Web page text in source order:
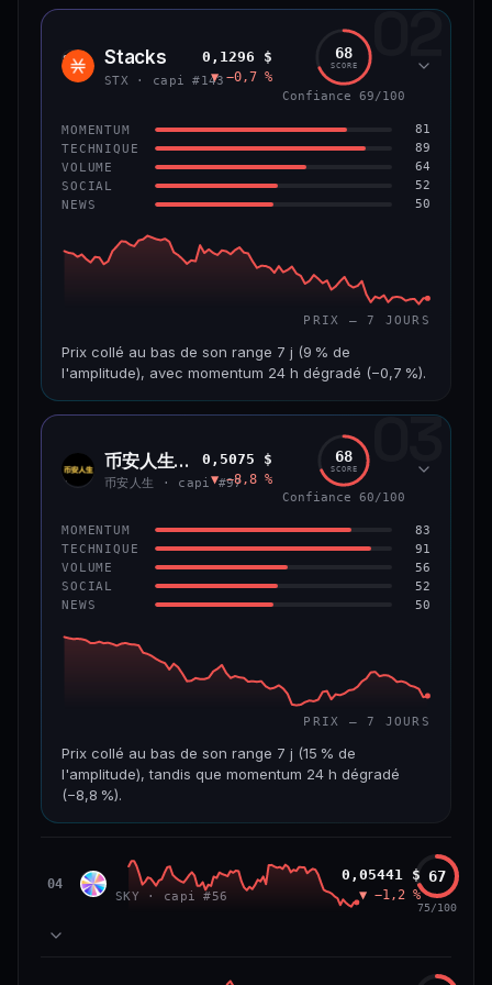
CAP. MARCHÉ VOLUME 24 H
VAR. 7 J VAR. 30 J
−9,9 %
VS ATH
−55,9 %
CONFIANCE 66/100
02
STX Stacks
STX · capi #143
0,1296 $
▼ −0,7 %
68
SCORE
Confiance 69/100
MOMENTUM 81
TECHNIQUE 89
VOLUME 64
SOCIAL 52
NEWS 50
PRIX — 7 JOURS
Prix collé au bas de son range 7 j (9 % de
l'amplitude), avec momentum 24 h dégradé (−0,7 %).
CAP. MARCHÉ VOLUME 24 H
VAR. 7 J VAR. 30 J
−22,2 %
VS ATH
−96,6 %
RANG CAPI.
#143
CONFIANCE 69/100
03
币安
人生
币安人生 (BinanceLife)
币安人生 · capi #97
0,5075 $
▼ −8,8 %
68
SCORE
Confiance 60/100
MOMENTUM 83
TECHNIQUE 91
VOLUME 56
SOCIAL 52
NEWS 50
PRIX — 7 JOURS
Prix collé au bas de son range 7 j (15 % de
l'amplitude), tandis que momentum 24 h dégradé
(−8,8 %).
508 M$ 8,7 M$
VAR. 7 J VAR. 30 J
04 SKY Sky
SKY · capi #56
0,05441 $
▼ −1,2 %
67
75/100
78